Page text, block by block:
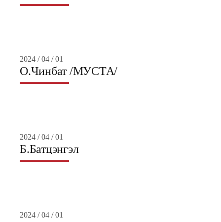
2024 / 04 / 01
О.Чинбат /МУСТА/
2024 / 04 / 01
Б.Батцэнгэл
2024 / 04 / 01